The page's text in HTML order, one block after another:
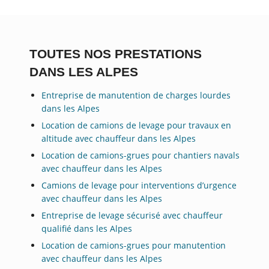
TOUTES NOS PRESTATIONS
DANS LES ALPES
Entreprise de manutention de charges lourdes
dans les Alpes
Location de camions de levage pour travaux en
altitude avec chauffeur dans les Alpes
Location de camions-grues pour chantiers navals
avec chauffeur dans les Alpes
Camions de levage pour interventions d’urgence
avec chauffeur dans les Alpes
Entreprise de levage sécurisé avec chauffeur
qualifié dans les Alpes
Location de camions-grues pour manutention
avec chauffeur dans les Alpes